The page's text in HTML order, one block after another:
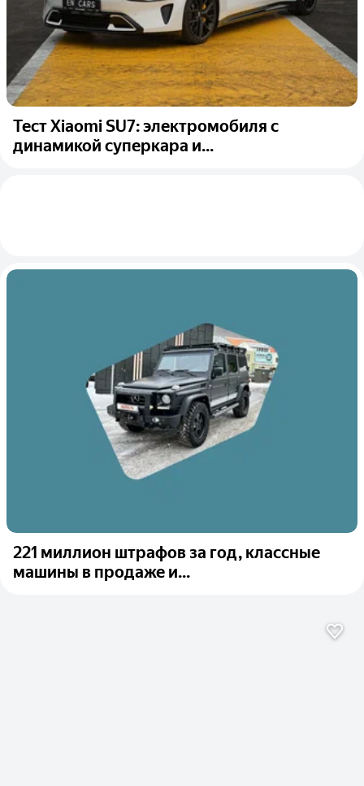
Тест Xiaomi SU7: электромобиля с
динамикой суперкара и...
221 миллион штрафов за год, классные
машины в продаже и...